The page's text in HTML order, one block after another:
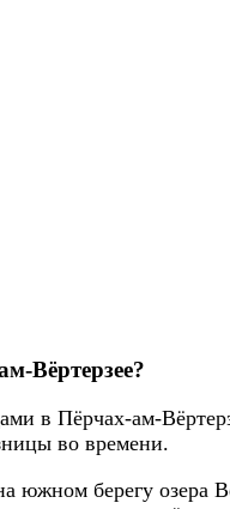
Вёртерзее?
в Пёрчах-ам-
во времени.
южном берегу озера